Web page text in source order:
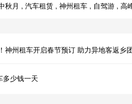
秋月 , 汽车租赁 , 神州租车 , 自驾游 , 高
神州租车开启春节预订 助力异地客返乡
多少钱一天